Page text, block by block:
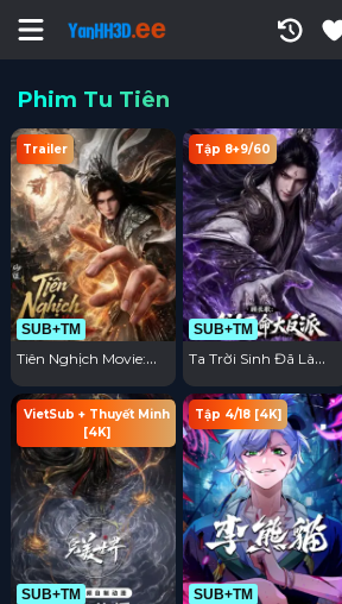
Phim Tu Tiên
SUB+TM
Trailer
Tiên Nghịch Movie:
Thí Tiên Chi Chiến
SUB+TM
Tập 8+9/60
Ta Trời Sinh Đã Là
Nhân Vật Phản Diện
SUB+TM
VietSub + Thuyết Minh
[4K]
SUB+TM
Tập 4/18 [4K]